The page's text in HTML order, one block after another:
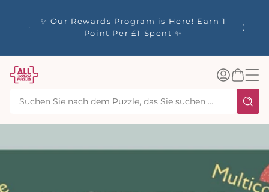
✨ Our Rewards Program is Here! Earn 1
Point Per £1 Spent ✨
Einloggen
Warenkorb